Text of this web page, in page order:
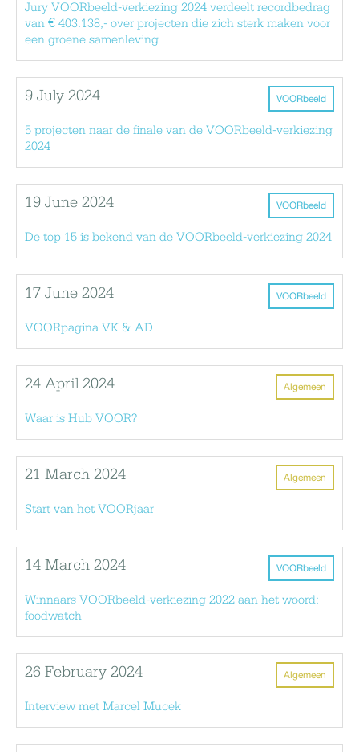
Jury VOORbeeld-verkiezing 2024 verdeelt recordbedrag
van € 403.138,- over projecten die zich sterk maken voor
een groene samenleving
VOORbeeld
9 July 2024
5 projecten naar de finale van de VOORbeeld-verkiezing
2024
VOORbeeld
19 June 2024
De top 15 is bekend van de VOORbeeld-verkiezing 2024
VOORbeeld
17 June 2024
VOORpagina VK & AD
Algemeen
24 April 2024
Waar is Hub VOOR?
Algemeen
21 March 2024
Start van het VOORjaar
VOORbeeld
14 March 2024
Winnaars VOORbeeld-verkiezing 2022 aan het woord:
foodwatch
Algemeen
26 February 2024
Interview met Marcel Mucek